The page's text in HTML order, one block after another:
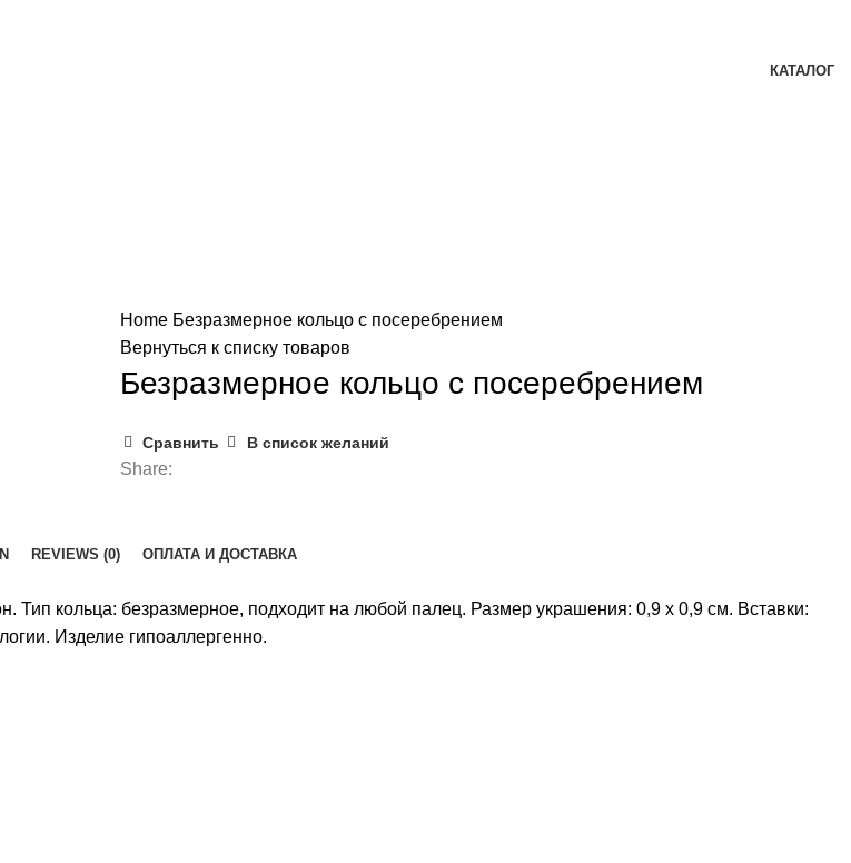
КАТАЛОГ
Home Безразмерное кольцо c посеребрением
Вернуться к списку товаров
Безразмерное кольцо c посеребрением
Сравнить В список желаний
Share:
REVIEWS (0) ОПЛАТА И ДОСТАВКА
кольца: безразмерное, подходит на любой палец. Размер украшения: 0,9 x 0,9 см. Вставки:
Изделие гипоаллергенно.